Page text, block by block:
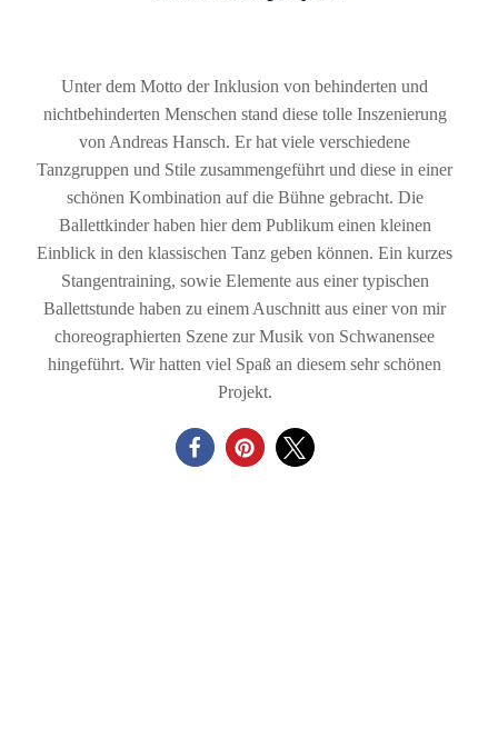
Unter dem Motto der Inklusion von behinderten und
nichtbehinderten Menschen stand diese tolle Inszenierung
von Andreas Hansch. Er hat viele verschiedene
Tanzgruppen und Stile zusammengeführt und diese in einer
schönen Kombination auf die Bühne gebracht. Die
Ballettkinder haben hier dem Publikum einen kleinen
Einblick in den klassischen Tanz geben können. Ein kurzes
Stangentraining, sowie Elemente aus einer typischen
Ballettstunde haben zu einem Auschnitt aus einer von mir
choreographierten Szene zur Musik von Schwanensee
hingeführt. Wir hatten viel Spaß an diesem sehr schönen
Projekt.